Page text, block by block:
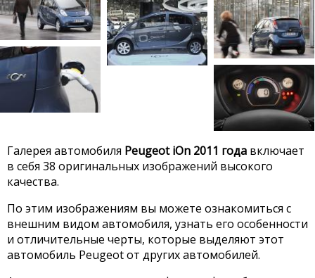
Галерея автомобиля Peugeot iOn 2011 года включает
в себя 38 оригинальных изображений высокого
качества.
По этим изображениям вы можете ознакомиться с
внешним видом автомобиля, узнать его особенности
и отличительные черты, которые выделяют этот
автомобиль Peugeot от других автомобилей.